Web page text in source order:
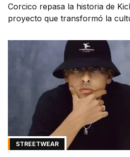
Corcico repasa la historia de
proyecto que transformó la
STREETWEAR